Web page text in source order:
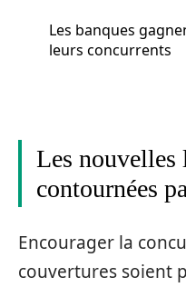
Les banques
leurs concurrents
Les nouvelles
contournées
Encourager la
couvertures soient